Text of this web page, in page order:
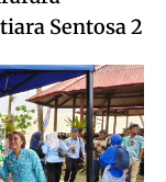
Sentosa 2